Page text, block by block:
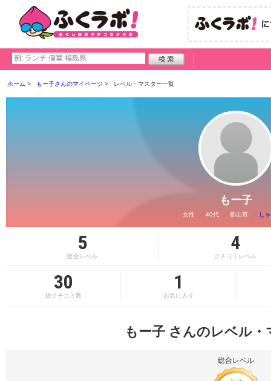
ホーム もー子さんのマイページ レベル・マスター一覧
もー子
女性 40代 郡山市 し
5
総合レベル
4
クチコミレベル
30
総クチコミ数
1
お気に入り
もー子 さんのレベル・
総合レベル